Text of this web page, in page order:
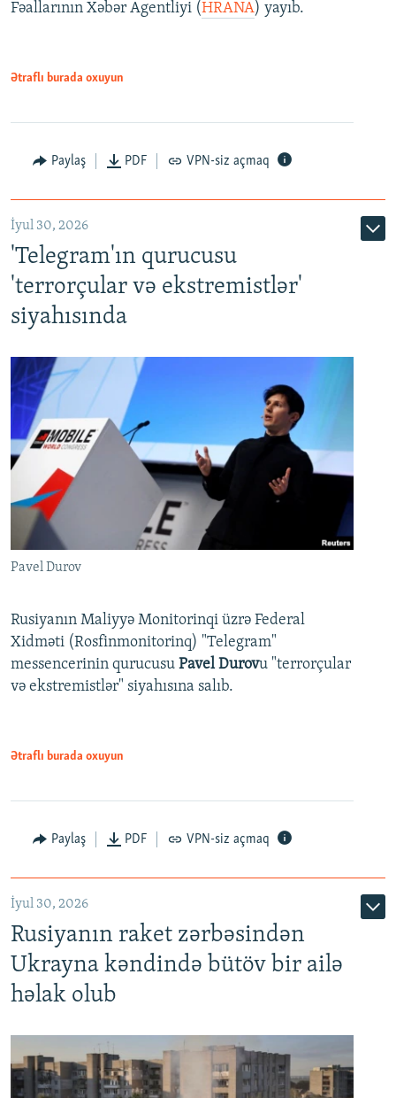
Fəallarının Xəbər Agentliyi (HRANA) yayıb.
Ətraflı burada oxuyun
Paylaş PDF VPN-siz açmaq
İyul 30, 2026
'Telegram'ın qurucusu
'terrorçular və ekstremistlər'
siyahısında
Pavel Durov
Rusiyanın Maliyyə Monitorinqi üzrə Federal
Xidməti (Rosfinmonitorinq) "Telegram"
messencerinin qurucusu Pavel Durovu "terrorçular
və ekstremistlər" siyahısına salıb.
Ətraflı burada oxuyun
Paylaş PDF VPN-siz açmaq
İyul 30, 2026
Rusiyanın raket zərbəsindən
Ukrayna kəndində bütöv bir ailə
həlak olub